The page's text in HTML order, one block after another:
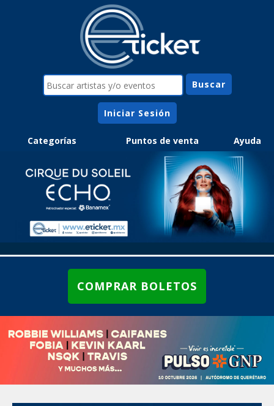
Iniciar Sesión
Categorías Puntos de venta Ayuda
COMPRAR BOLETOS